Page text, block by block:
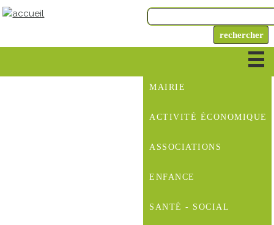
MAIRIE
ACTIVITÉ ÉCONOMIQUE
ASSOCIATIONS
ENFANCE
SANTÉ - SOCIAL